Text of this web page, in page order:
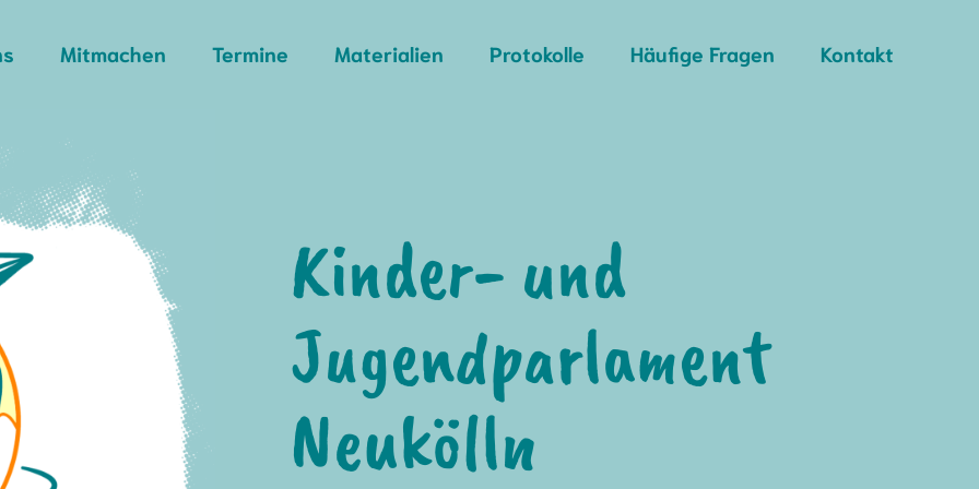
Mitmachen Termine Materialien Protokolle Häufige Fragen Kontakt
Kinder- und
Jugendparlament
Neukölln